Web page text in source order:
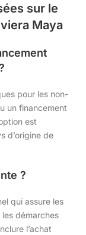
sur le
Maya
pour les non-
un financement
est
d’origine de
?
qui assure les
démarches
l’achat